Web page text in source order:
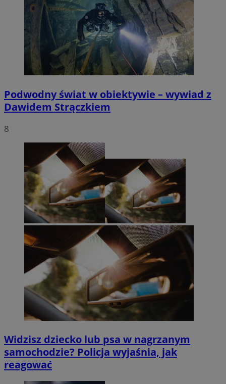
Podwodny świat w obiektywie – wywiad z
Dawidem Strączkiem
8
Widzisz dziecko lub psa w nagrzanym
samochodzie? Policja wyjaśnia, jak
reagować